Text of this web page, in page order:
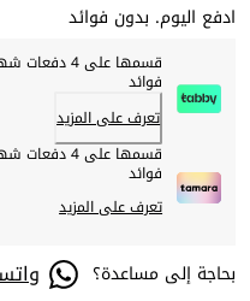
ادفع اليوم. بدون فوائد
قسمها على 4 دفعات شهرية بقيمة
فوائد
تعرف على المزيد
قسمها على 4 دفعات شهرية بقيمة
فوائد
تعرف على المزيد
بحاجة إلى مساعدة؟